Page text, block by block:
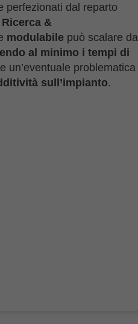
perfezionati dal reparto
Ricerca &
modulabile può scalare da
al minimo i tempi di
un’eventuale problematica
sull’impianto.